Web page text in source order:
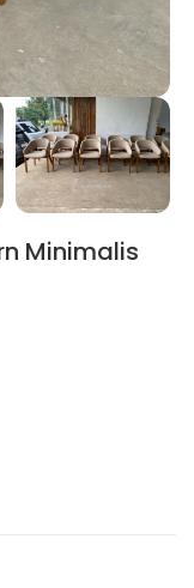
Minimalis